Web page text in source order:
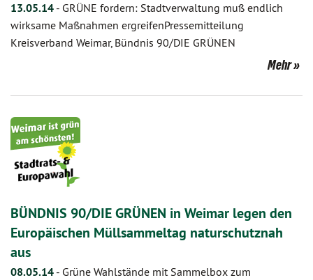
13.05.14 - GRÜNE fordern: Stadtverwaltung muß endlich
wirksame Maßnahmen ergreifenPressemitteilung
Kreisverband Weimar, Bündnis 90/DIE GRÜNEN
Mehr
BÜNDNIS 90/DIE GRÜNEN in Weimar legen den
Europäischen Müllsammeltag naturschutznah
aus
08.05.14 - Grüne Wahlstände mit Sammelbox zum